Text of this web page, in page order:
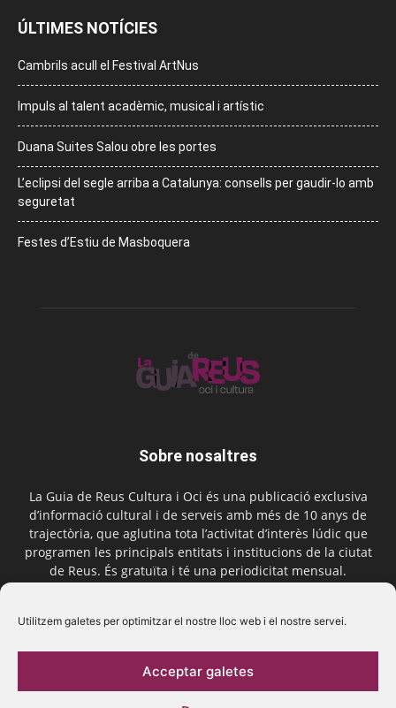
Utilitzem galetes per optimitzar el nostre lloc web i el nostre servei.
Acceptar galetes
ÚLTIMES NOTÍCIES
Cambrils acull el Festival ArtNus
Impuls al talent acadèmic, musical i artístic
Duana Suites Salou obre les portes
L’eclipsi del segle arriba a Catalunya: consells per gaudir-lo amb
seguretat
Festes d’Estiu de Masboquera
Sobre nosaltres
La Guia de Reus Cultura i Oci és una publicació exclusiva
d’informació cultural i de serveis amb més de 10 anys de
trajectòria, que aglutina tota l’activitat d’interès lúdic que
programen les principals entitats i institucions de la ciutat
de Reus. És gratuïta i té una periodicitat mensual.
Segueix-nos